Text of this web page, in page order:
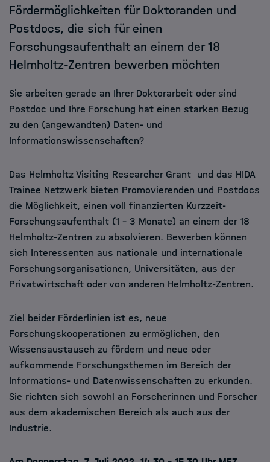
Fördermöglichkeiten für Doktoranden und
Postdocs, die sich für einen
Forschungsaufenthalt an einem der 18
Helmholtz-Zentren bewerben möchten
Sie arbeiten gerade an Ihrer Doktorarbeit oder sind
Postdoc und Ihre Forschung hat einen starken Bezug
zu den (angewandten) Daten- und
Informationswissenschaften?
Das Helmholtz Visiting Researcher Grant und das HIDA
Trainee Netzwerk bieten Promovierenden und Postdocs
die Möglichkeit, einen voll finanzierten Kurzzeit-
Forschungsaufenthalt (1 - 3 Monate) an einem der 18
Helmholtz-Zentren zu absolvieren. Bewerben können
sich Interessenten aus nationale und internationale
Forschungsorganisationen, Universitäten, aus der
Privatwirtschaft oder von anderen Helmholtz-Zentren.
Ziel beider Förderlinien ist es, neue
Forschungskooperationen zu ermöglichen, den
Wissensaustausch zu fördern und neue oder
aufkommende Forschungsthemen im Bereich der
Informations- und Datenwissenschaften zu erkunden.
Sie richten sich sowohl an Forscherinnen und Forscher
aus dem akademischen Bereich als auch aus der
Industrie.